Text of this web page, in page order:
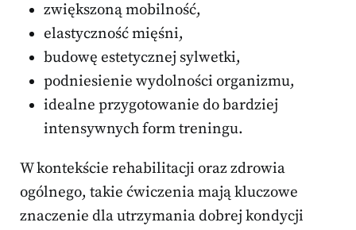
zwiększoną mobilność,
elastyczność mięśni,
budowę estetycznej sylwetki,
podniesienie wydolności organizmu,
idealne przygotowanie do bardziej
intensywnych form treningu.
W kontekście rehabilitacji oraz zdrowia
ogólnego, takie ćwiczenia mają kluczowe
znaczenie dla utrzymania dobrej kondycji